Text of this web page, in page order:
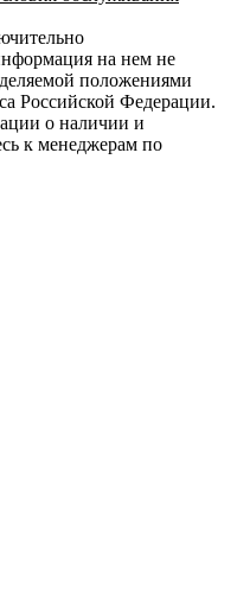
на нем не
положениями
Российской Федерации.
о наличии и
к менеджерам по